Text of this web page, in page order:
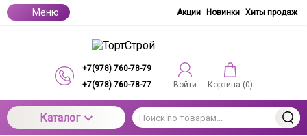
Меню Акции Новинки Хиты продаж
+7(978) 760-78-79
+7(978) 760-78-77
Войти Корзина (0)
Каталог